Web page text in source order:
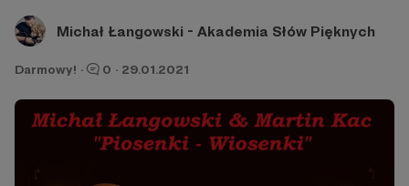
Michał Łangowski - Akademia Słów Pięknych
Darmowy! · 0 · 29.01.2021